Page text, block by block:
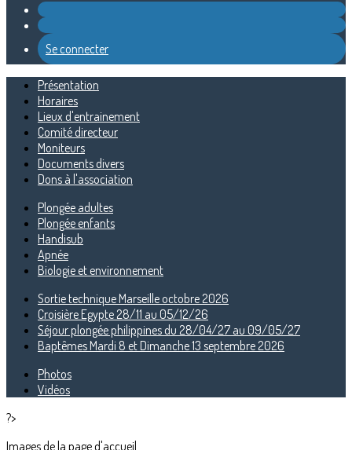
Se connecter
Présentation
Horaires
Lieux d'entrainement
Comité directeur
Moniteurs
Documents divers
Dons à l'association
Plongée adultes
Plongée enfants
Handisub
Apnée
Biologie et environnement
Sortie technique Marseille octobre 2026
Croisière Egypte 28/11 au 05/12/26
Séjour plongée philippines du 28/04/27 au 09/05/27
Baptêmes Mardi 8 et Dimanche 13 septembre 2026
Photos
Vidéos
?>
Images de la page d'accueil